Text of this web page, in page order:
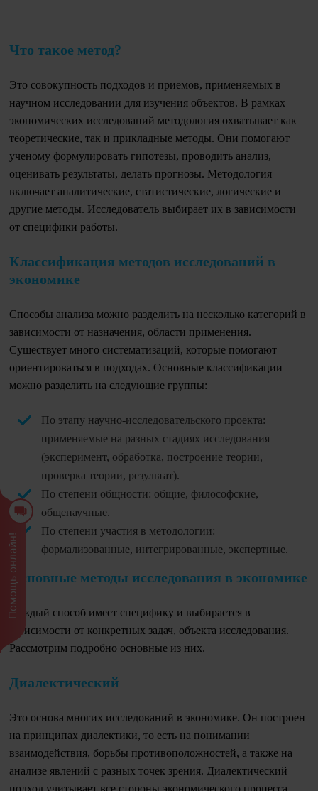
Помощь онлайн!
Что такое метод?
Это совокупность подходов и приемов, применяемых в
научном исследовании для изучения объектов. В рамках
экономических исследований методология охватывает как
теоретические, так и прикладные методы. Они помогают
ученому формулировать гипотезы, проводить анализ,
оценивать результаты, делать прогнозы. Методология
включает аналитические, статистические, логические и
другие методы. Исследователь выбирает их в зависимости
от специфики работы.
Классификация методов исследований в
экономике
Способы анализа можно разделить на несколько категорий в
зависимости от назначения, области применения.
Существует много систематизаций, которые помогают
ориентироваться в подходах. Основные классификации
можно разделить на следующие группы:
По этапу научно-исследовательского проекта:
применяемые на разных стадиях исследования
(эксперимент, обработка, построение теории,
проверка теории, результат).
По степени общности: общие, философские,
общенаучные.
По степени участия в методологии:
формализованные, интегрированные, экспертные.
Основные методы исследования в экономике
Каждый способ имеет специфику и выбирается в
зависимости от конкретных задач, объекта исследования.
Рассмотрим подробно основные из них.
Диалектический
Это основа многих исследований в экономике. Он построен
на принципах диалектики, то есть на понимании
взаимодействия, борьбы противоположностей, а также на
анализе явлений с разных точек зрения. Диалектический